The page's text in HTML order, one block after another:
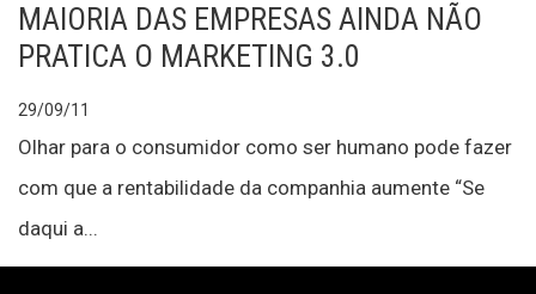
MAIORIA DAS EMPRESAS AINDA NÃO
PRATICA O MARKETING 3.0
29/09/11
Olhar para o consumidor como ser humano pode fazer
com que a rentabilidade da companhia aumente “Se
daqui a...